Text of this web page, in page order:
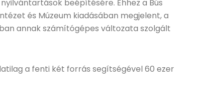
beépítésére. Ehhez a Bús
és Múzeum kiadásában megjelent, a
annak számítógépes változata szolgált
a fenti két forrás segítségével 60 ezer